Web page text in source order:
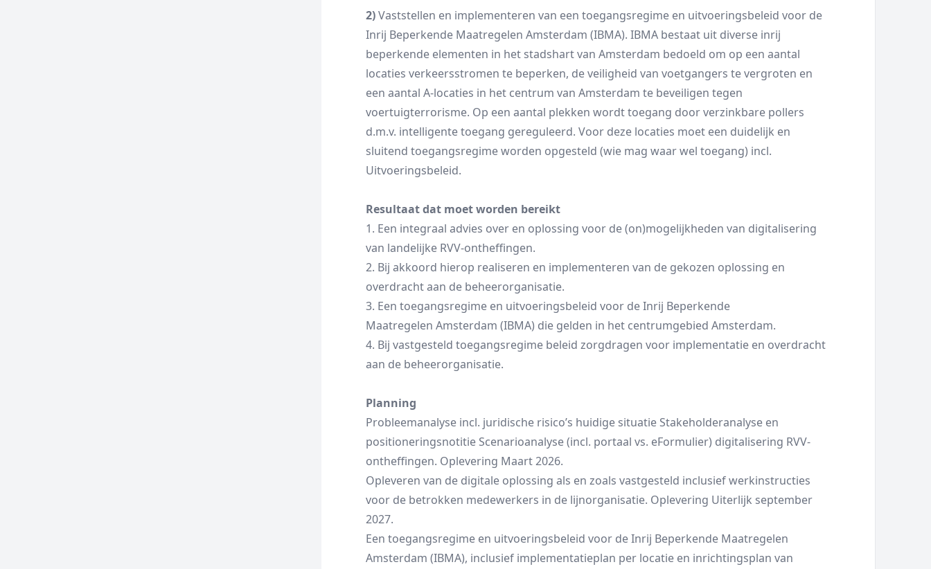
2)Vaststellen en implementeren van een toegangsregime en uitvoeringsbeleid voor de
Inrij Beperkende Maatregelen Amsterdam (IBMA). IBMA bestaat uit diverse inrij
beperkende elementen in het stadshart van Amsterdam bedoeld om op een aantal
locaties verkeersstromen te beperken, de veiligheid van voetgangers te vergroten en
een aantal A-locaties in het centrum van Amsterdam te beveiligen tegen
voertuigterrorisme. Op een aantal plekken wordt toegang door verzinkbare pollers
d.m.v. intelligente toegang gereguleerd. Voor deze locaties moet een duidelijk en
sluitend toegangsregime worden opgesteld (wie mag waar wel toegang) incl.
Uitvoeringsbeleid.
Resultaat dat moet worden bereikt
1. Een integraal advies over en oplossing voor de (on)mogelijkheden van digitalisering
van landelijke RVV-ontheffingen.
2. Bij akkoord hierop realiseren en implementeren van de gekozen oplossing en
overdracht aan de beheerorganisatie.
3. Een toegangsregime en uitvoeringsbeleid voor de Inrij Beperkende
Maatregelen Amsterdam (IBMA) die gelden in het centrumgebied Amsterdam.
4. Bij vastgesteld toegangsregime beleid zorgdragen voor implementatie en overdracht
aan de beheerorganisatie.
Planning
Probleemanalyse incl. juridische risico’s huidige situatie Stakeholderanalyse en
positioneringsnotitie Scenarioanalyse (incl. portaal vs. eFormulier) digitalisering RVV-
ontheffingen. Oplevering Maart 2026.
Opleveren van de digitale oplossing als en zoals vastgesteld inclusief werkinstructies
voor de betrokken medewerkers in de lijnorganisatie. Oplevering Uiterlijk september
2027.
Een toegangsregime en uitvoeringsbeleid voor de Inrij Beperkende Maatregelen
Amsterdam (IBMA), inclusief implementatieplan per locatie en inrichtingsplan van